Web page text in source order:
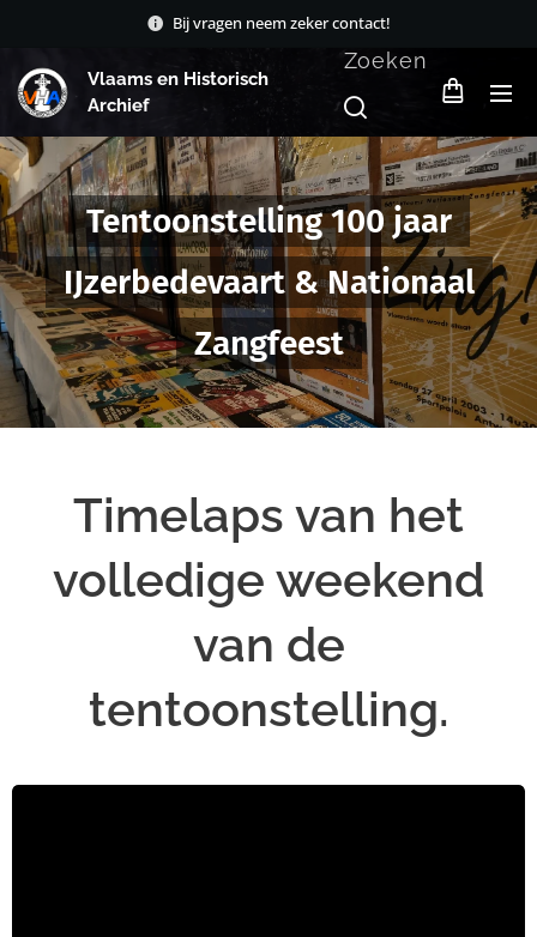
Bij vragen neem zeker contact!
Vlaams en Historisch
Archief
Zoeken
Tentoonstelling 100 jaar
IJzerbedevaart & Nationaal
Zangfeest
Timelaps van het
volledige weekend
van de
tentoonstelling.